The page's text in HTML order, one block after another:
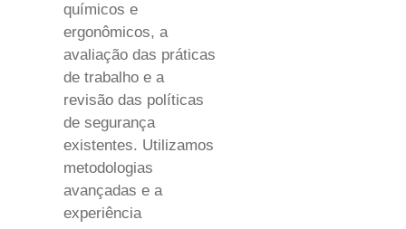
químicos e
ergonômicos, a
avaliação das práticas
de trabalho e a
revisão das políticas
de segurança
existentes. Utilizamos
metodologias
avançadas e a
experiência